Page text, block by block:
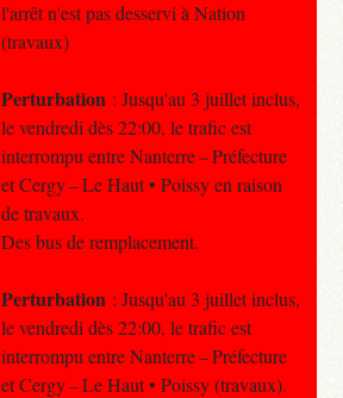
l'arrêt n'est pas desservi à Nation
(travaux)
Perturbation : Jusqu'au 3 juillet inclus,
le vendredi dès 22:00, le trafic est
interrompu entre Nanterre – Préfecture
et Cergy – Le Haut • Poissy en raison
de travaux.
Des bus de remplacement.
Perturbation : Jusqu'au 3 juillet inclus,
le vendredi dès 22:00, le trafic est
interrompu entre Nanterre – Préfecture
et Cergy – Le Haut • Poissy (travaux).